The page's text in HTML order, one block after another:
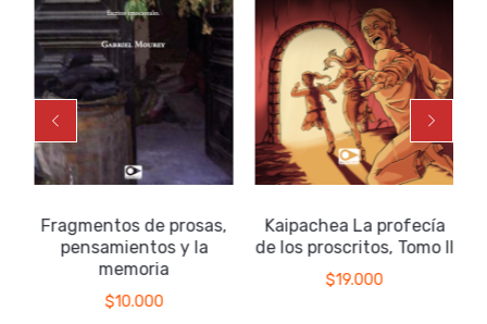
Fragmentos de prosas,
pensamientos y la
memoria
$10.000
Kaipachea La profecía
de los proscritos, Tomo II
$19.000